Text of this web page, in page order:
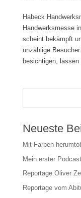
Habeck
Handwerksmesse
scheint bekämpft
unzählige
besichtigen,
Neueste
Mit Farben
Mein erster
Reportage Oliver
Reportage vom